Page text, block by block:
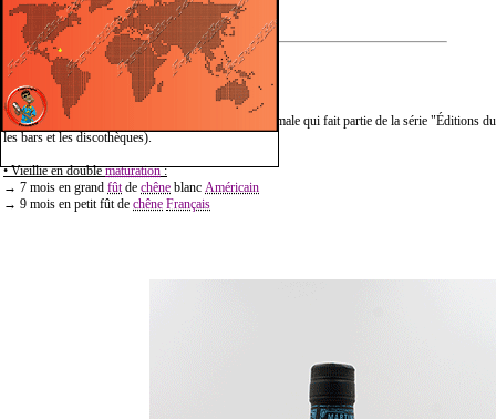
Description :
• Trois Rivières "Double Wood" est une version normale qui fait partie de la série "Éditions
les bars et les discothèques).
• Vieillie en doublematuration:
→ 7 mois en grand fûtde chêne blanc Américain
→ 9 mois en petit fût de chêne Français